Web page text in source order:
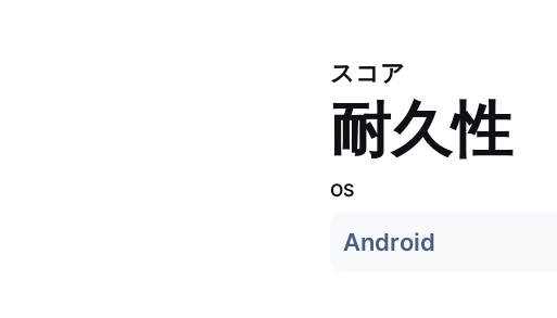
スコア
耐久性
OS
Android